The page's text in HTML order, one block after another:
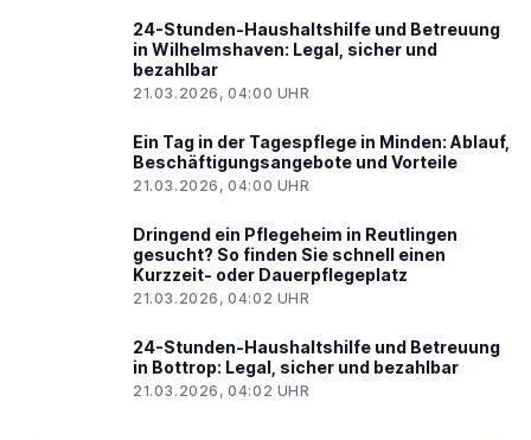
24-Stunden-Haushaltshilfe und Betreuung
in Wilhelmshaven: Legal, sicher und
bezahlbar
21.03.2026, 04:00 UHR
Ein Tag in der Tagespflege in Minden: Ablauf,
Beschäftigungsangebote und Vorteile
21.03.2026, 04:00 UHR
Dringend ein Pflegeheim in Reutlingen
gesucht? So finden Sie schnell einen
Kurzzeit- oder Dauerpflegeplatz
21.03.2026, 04:02 UHR
24-Stunden-Haushaltshilfe und Betreuung
in Bottrop: Legal, sicher und bezahlbar
21.03.2026, 04:02 UHR